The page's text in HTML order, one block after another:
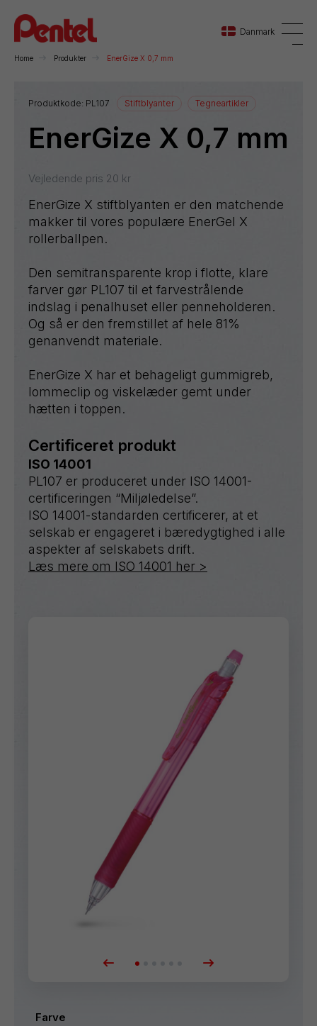
Danmark
Danmark
Sverige
Home Produkter EnerGize X 0,7 mm
Produktkode: PL107 Stiftblyanter Tegneartikler
EnerGize X 0,7 mm
Vejledende pris 20 kr
EnerGize X stiftblyanten er den matchende
makker til vores populære EnerGel X
rollerballpen.
Den semitransparente krop i flotte, klare
farver gør PL107 til et farvestrålende
indslag i penalhuset eller penneholderen.
Og så er den fremstillet af hele 81%
genanvendt materiale.
EnerGize X har et behageligt gummigreb,
lommeclip og viskelæder gemt under
hætten i toppen.
Certificeret produkt
ISO 14001
PL107 er produceret under ISO 14001-
certificeringen “Miljøledelse”.
ISO 14001-standarden certificerer, at et
selskab er engageret i bæredygtighed i alle
aspekter af selskabets drift.
Læs mere om ISO 14001 her >
Farve